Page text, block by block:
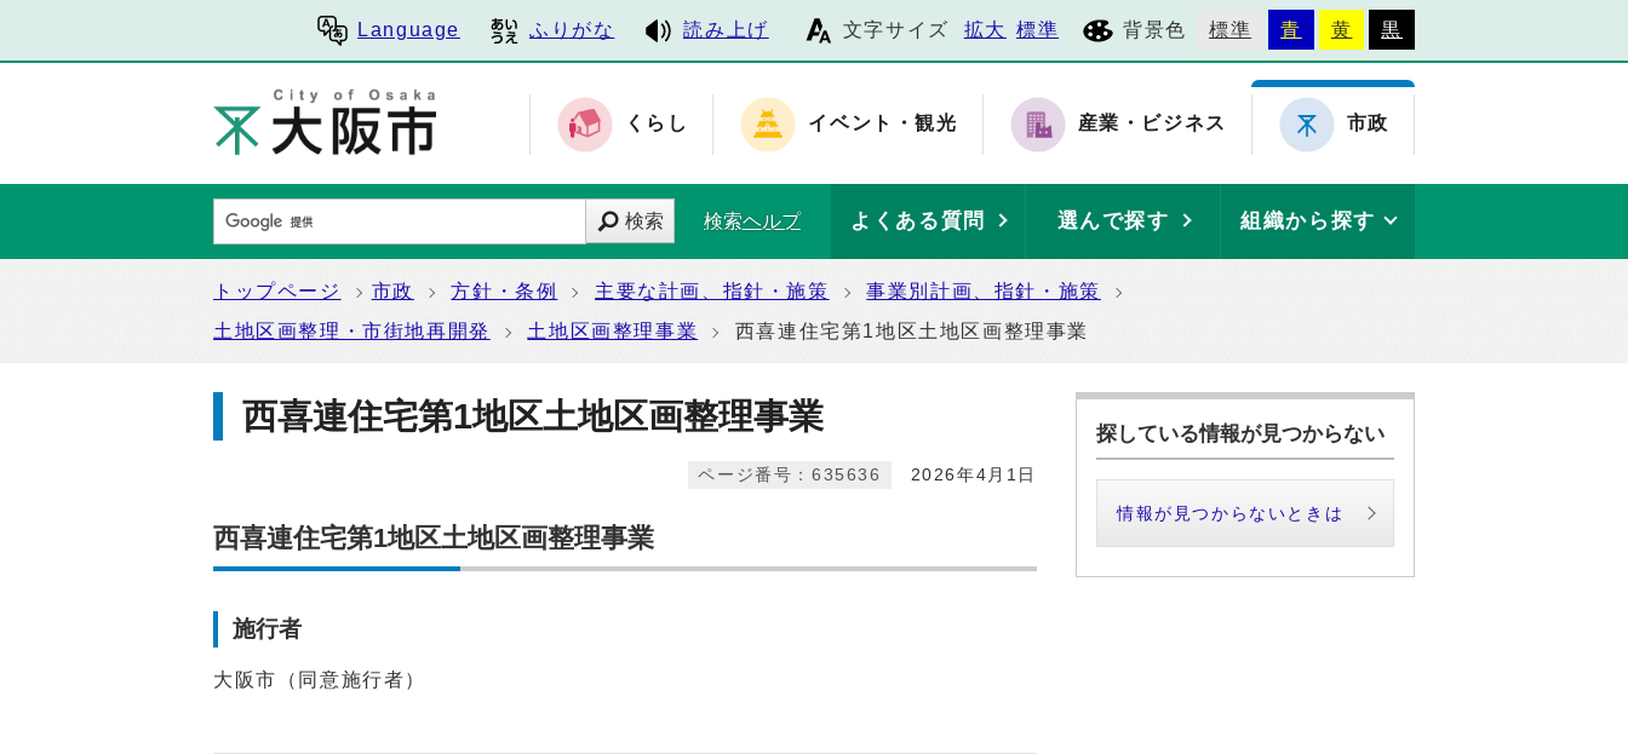
Language ふりがな 読み上げ 文字サイズ 拡大 標準 背景色 標準 青 黄 黒
くらし イベント・観光 産業・ビジネス 市政
検索 検索ヘルプ よくある質問 選んで探す 組織から探す
トップページ 市政 方針・条例 主要な計画、指針・施策
事業別計画、指針・施策
土地区画整理・市街地再開発
土地区画整理事業 西喜連住宅第1地区土地区画整理事業
西喜連住宅第1地区土地区画整理事業
2026年4月1日
ページ番号：635636
西喜連住宅第1地区土地区画整理事業
施行者
大阪市（同意施行者）
探している情報が見つからない
情報が見つからないときは